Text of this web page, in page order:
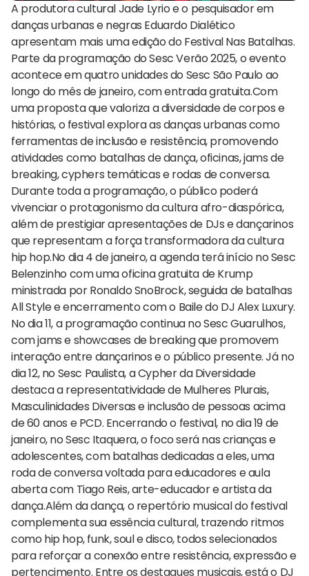
A produtora cultural Jade Lyrio e o pesquisador em
danças urbanas e negras Eduardo Dialético
apresentam mais uma edição do Festival Nas Batalhas.
Parte da programação do Sesc Verão 2025, o evento
acontece em quatro unidades do Sesc São Paulo ao
longo do mês de janeiro, com entrada gratuita.Com
uma proposta que valoriza a diversidade de corpos e
histórias, o festival explora as danças urbanas como
ferramentas de inclusão e resistência, promovendo
atividades como batalhas de dança, oficinas, jams de
breaking, cyphers temáticas e rodas de conversa.
Durante toda a programação, o público poderá
vivenciar o protagonismo da cultura afro-diaspórica,
além de prestigiar apresentações de DJs e dançarinos
que representam a força transformadora da cultura
hip hop.No dia 4 de janeiro, a agenda terá início no Sesc
Belenzinho com uma oficina gratuita de Krump
ministrada por Ronaldo SnoBrock, seguida de batalhas
All Style e encerramento com o Baile do DJ Alex Luxury.
No dia 11, a programação continua no Sesc Guarulhos,
com jams e showcases de breaking que promovem
interação entre dançarinos e o público presente. Já no
dia 12, no Sesc Paulista, a Cypher da Diversidade
destaca a representatividade de Mulheres Plurais,
Masculinidades Diversas e inclusão de pessoas acima
de 60 anos e PCD. Encerrando o festival, no dia 19 de
janeiro, no Sesc Itaquera, o foco será nas crianças e
adolescentes, com batalhas dedicadas a eles, uma
roda de conversa voltada para educadores e aula
aberta com Tiago Reis, arte-educador e artista da
dança.Além da dança, o repertório musical do festival
complementa sua essência cultural, trazendo ritmos
como hip hop, funk, soul e disco, todos selecionados
para reforçar a conexão entre resistência, expressão e
pertencimento. Entre os destaques musicais, está o DJ